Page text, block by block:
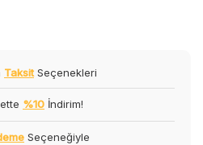
Taksit Seçenekleri
%10 İndirim!
Seçeneğiyle